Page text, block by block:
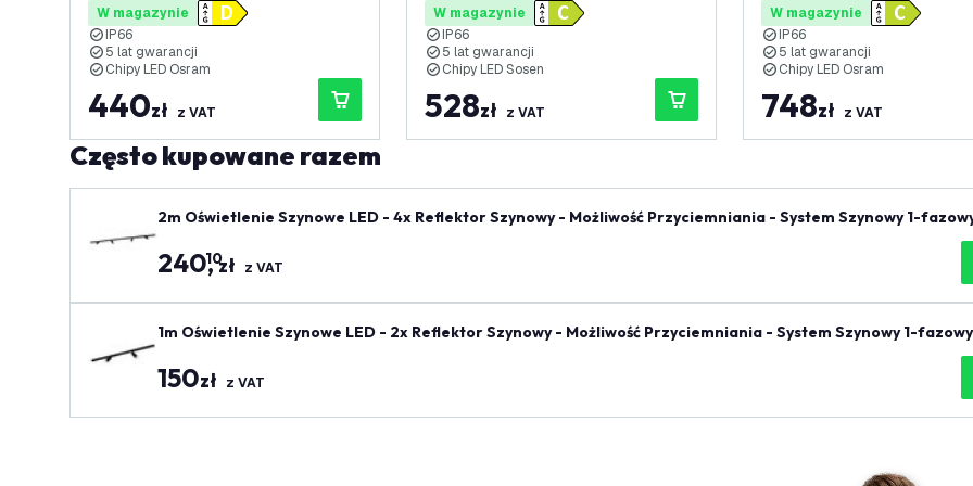
W magazynie
IP66
5 lat gwarancji
Chipy LED Osram
440zł z VAT
W magazynie
IP66
5 lat gwarancji
Chipy LED Sosen
528zł z VAT
W magazynie
IP66
5 lat gwarancji
Chipy LED Osram
748zł z VAT
Często kupowane razem
2m Oświetlenie Szynowe LED - 4x Reflektor Szynowy - Możliwość Przyciemniania - System Szynowy 1-
240,
10zł z VAT
1m Oświetlenie Szynowe LED - 2x Reflektor Szynowy - Możliwość Przyciemniania - System Szynowy 1-
150zł z VAT